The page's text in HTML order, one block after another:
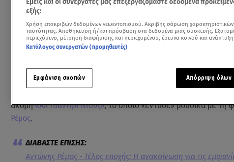
Add star.gr on Google
Ακούστε το άρθρο1:25
Το βράδυ της Τετάρτης, ο
ακόμη«Αλ Τσαντίρι Νιουζ», το οποίο «έντυσε» μουσικά με τη
Ρέμος.
Αντώνης Ρέμος - Τέλος εποχής: Η ανακοίνωση για τις
εξής:
Χρήση επακριβών δεδομένων γεωεντοπισμού. Ακριβής σάρωση
ταυτότητας. Αποθήκευση ή/και πρόσβαση στα δεδομένα μιας συσκευής.
περιεχόμενο, μέτρηση διαφήμισης και περιεχομένου, έρευνα κοινού και
Κατάλογος συνεργατών (προμηθευτές)
Εμφάνιση σκοπών Απόρριψη όλων